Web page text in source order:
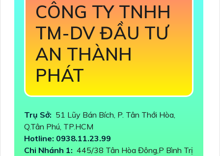
CÔNG TY TNHH
TM-DV ĐẦU TƯ
AN THÀNH
PHÁT
Trụ Sở: 51 Lũy Bán Bích, P. Tân Thới Hòa,
Q.Tân Phú, TP.HCM
Hotline: 0938.11.23.99
Chi Nhánh 1: 445/38 Tân Hòa Đông,P Bình Trị